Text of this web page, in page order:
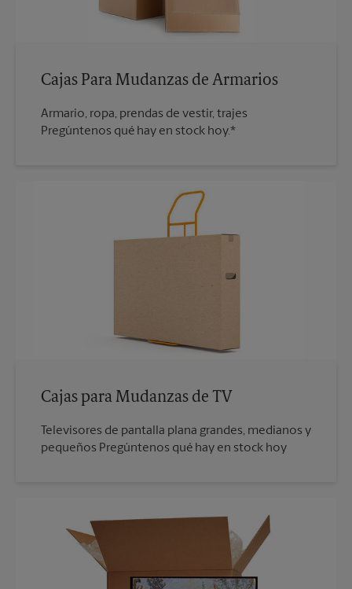
Cajas Para Mudanzas de Armarios
Armario, ropa, prendas de vestir, trajes
Pregúntenos qué hay en stock hoy.*
Cajas para Mudanzas de TV
Televisores de pantalla plana grandes, medianos y
pequeños Pregúntenos qué hay en stock hoy